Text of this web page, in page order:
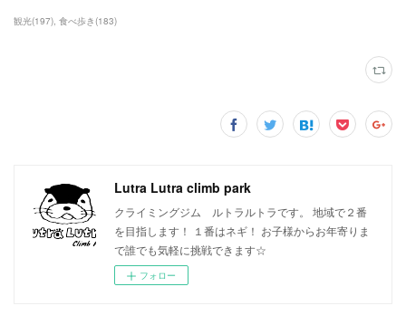
観光(197) 食べ歩き(183)
Lutra Lutra climb park
クライミングジム ルトラルトラです。 地域で２番
を目指します！ １番はネギ！ お子様からお年寄りま
で誰でも気軽に挑戦できます☆
フォロー